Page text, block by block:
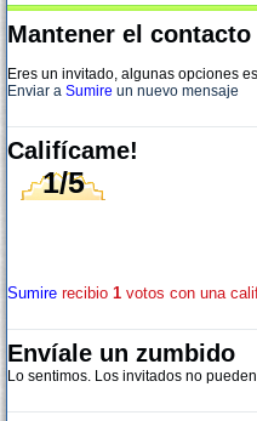
Mantener el contacto
Eres un invitado, algunas opciones
Enviar a Sumire un nuevo mensaje
Califícame!
1/5
Sumire recibio 1 votos con una
Envíale un zumbido
Lo sentimos. Los invitados no